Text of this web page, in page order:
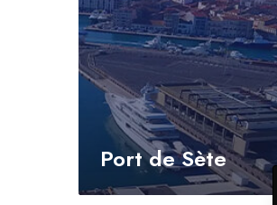
Port de Sète